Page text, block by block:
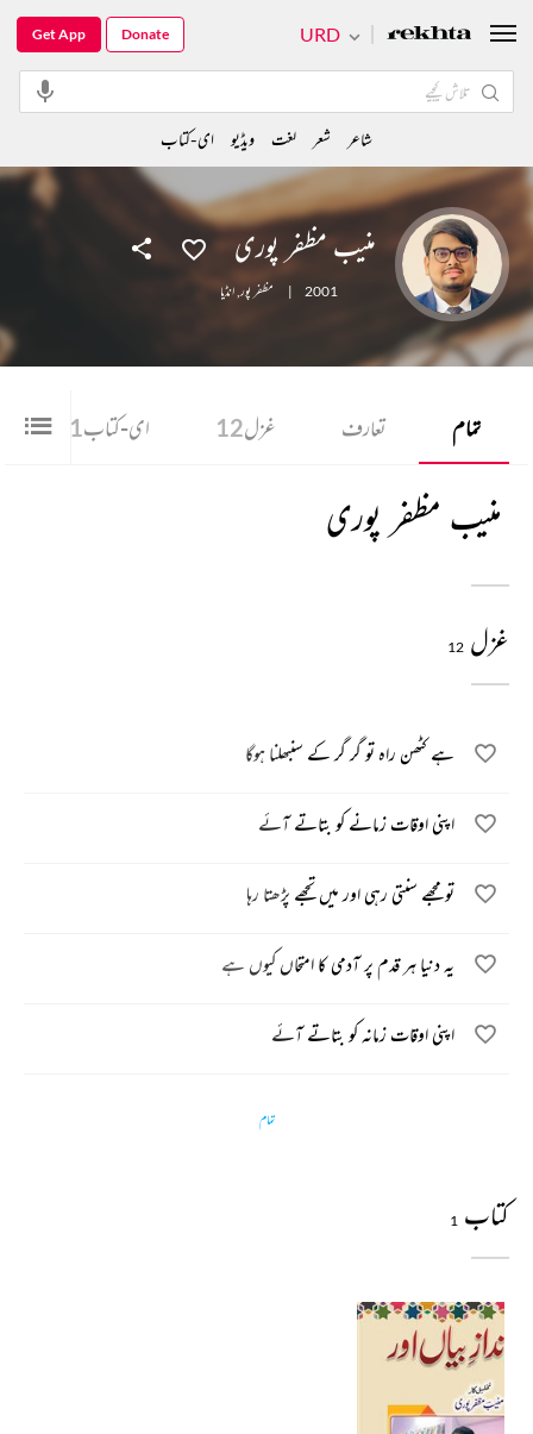
منیب مظفر پوری
2001
| مظفر پور,انڈیا
تمام تعارف غزل12 ای-کتاب1
منیب مظفر پوری
غزل 12
ہے کٹھن راہ تو گر گر کے سنبھلنا ہوگا
اپنی اوقات زمانے کو بتاتے آئے
تو مجھے سنتی رہی اور میں تجھے پڑھتا رہا
یہ دنیا ہر قدم پر آدمی کا امتحاں کیوں ہے
اپنی اوقات زمانہ کو بتاتے آئے
تمام
کتاب 1
URD
Get App Donate
شاعر شعر لغت ویڈیو ای-کتاب